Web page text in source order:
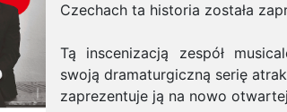
Czechach ta historia została
Tą inscenizacją zespół
swoją dramaturgiczną serię
zaprezentuje ją na nowo otwartej